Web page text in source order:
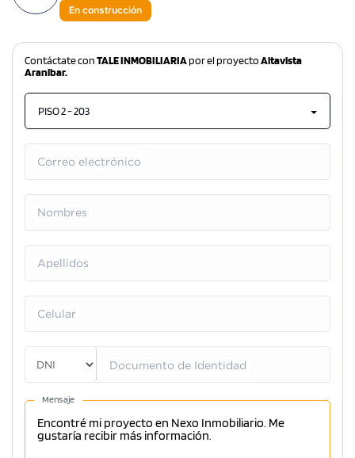
En construcción
Contáctate conTALE INMOBILIARIApor el proyectoAltavista
Aranibar.
PISO 2 - 203
Correo electrónico
Nombres
Apellidos
Celular
Documento de Identidad
Mensaje